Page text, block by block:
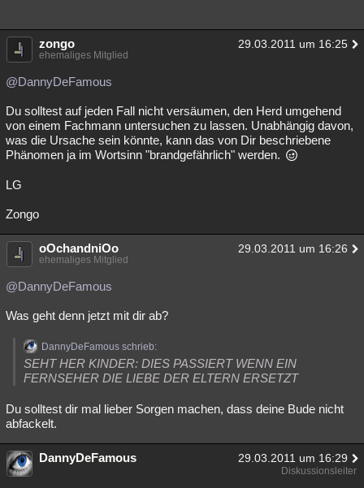
zongo 29.03.2011 um 16:25
ehemaliges Mitglied
@DannyDeFamous
Du solltest auf jeden Fall nicht versäumen, den Herd umgehend
von einem Fachmann untersuchen zu lassen. Unabhängig davon,
was die Ursache sein könnte, kann das von Dir beschriebene
Phänomen ja im Wortsinn "brandgefährlich" werden.
LG
Zongo
oOchandniOo 29.03.2011 um 16:26
ehemaliges Mitglied
@DannyDeFamous
Was geht denn jetzt mit dir ab?
DannyDeFamous schrieb:
SEHT HER KINDER: DIES PASSIERT WENN EIN
FERNSEHER DIE LIEBE DER ELTERN ERSETZT
Du solltest dir mal lieber Sorgen machen, dass deine Bude nicht
abfackelt.
DannyDeFamous 29.03.2011 um 16:29
Diskussionsleiter